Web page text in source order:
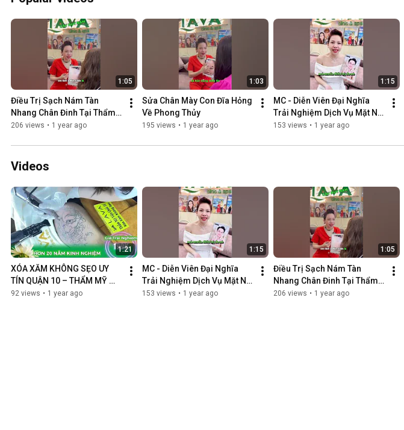
1:05
Điều Trị Sạch Nám Tàn
Nhang Chân Đinh Tại Thẩm
Mỹ Viện LAVA
206 views • 1 year ago
1:03
Sửa Chân Mày Con Đĩa Hỏng
Về Phong Thủy
195 views • 1 year ago
1:15
MC - Diễn Viên Đại Nghĩa
Trải Nghiệm Dịch Vụ Mặt Nạ
Giác Vàng Nano Tại Thẩm
153 views • 1 year ago
Videos
1:21
XÓA XĂM KHÔNG SẸO UY
TÍN QUẬN 10 – THẨM MỸ
VIỆN LAVA, ĐỊA CHỈ HÀNG
92 views • 1 year ago
1:15
MC - Diễn Viên Đại Nghĩa
Trải Nghiệm Dịch Vụ Mặt Nạ
Giác Vàng Nano Tại Thẩm
153 views • 1 year ago
1:05
Điều Trị Sạch Nám Tàn
Nhang Chân Đinh Tại Thẩm
Mỹ Viện LAVA
206 views • 1 year ago